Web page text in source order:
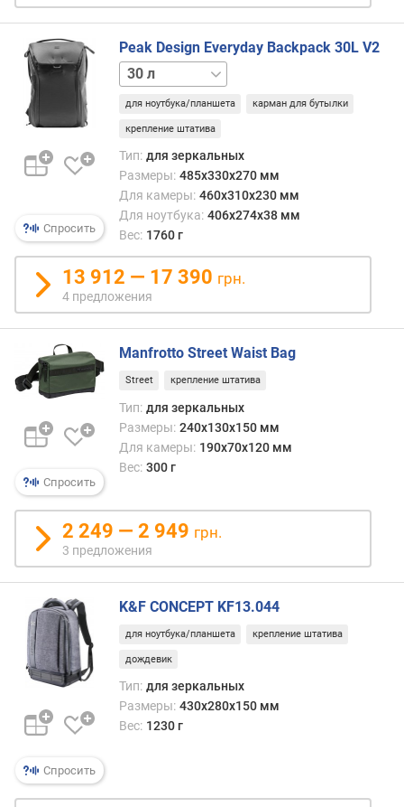
н
а
з
н
и
е
б
ъ
е
м
(
л
в
н
е
ш
и
е
о
т
е
н
и
я
(
ш
т
Спросить
Peak Design Everyday Backpack 30L V2
20 л
для ноутбука/планшета карман для бутылки
крепление штатива
Тип: для зеркальных
Размеры: 485x330x270 мм
Для камеры: 460x310x230 мм
Для ноутбука: 406x274x38 мм
Вес: 1760 г
13 912 — 17 390 грн.
4 предложения
Спросить
Manfrotto Street Waist Bag
Street крепление штатива
Тип: для зеркальных
Размеры: 240x130x150 мм
Для камеры: 190x70x120 мм
Вес: 300 г
2 249 — 2 949 грн.
3 предложения
Спросить
K&F CONCEPT KF13.044
для ноутбука/планшета крепление штатива
дождевик
Тип: для зеркальных
Размеры: 430x280x150 мм
Вес: 1230 г